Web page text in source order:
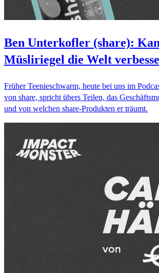
Ben Unterkofler (share):
Müsliriegel die Welt
Früher Teenieschwarm, heute bei uns im
von share, spricht übers Teilen, das
und von welchen share-Produkten er träumt.